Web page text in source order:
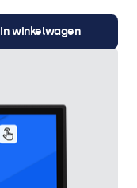
In winkelwagen